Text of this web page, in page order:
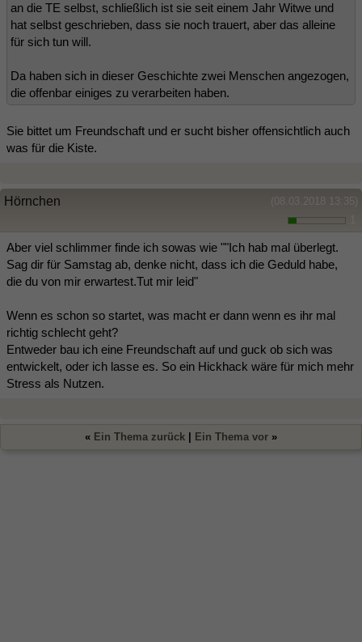
an die TE selbst, schließlich ist sie seit einem Jahr Witwe und
hat selbst geschrieben, dass sie noch trauert, aber das alleine
für sich tun will.
Da haben sich in dieser Geschichte zwei Menschen angezogen,
die offenbar einiges zu verarbeiten haben.
Sie bittet um Freundschaft und er sucht bisher offensichtlich auch
was für die Kiste.
(08.03.2018 13:35)
Hörnchen
Aber viel schlimmer finde ich sowas wie ""Ich hab mal überlegt.
Sag dir für Samstag ab, denke nicht, dass ich die Geduld habe,
die du von mir erwartest.Tut mir leid"
Wenn es schon so startet, was macht er dann wenn es ihr mal
richtig schlecht geht?
Entweder bau ich eine Freundschaft auf und guck ob sich was
entwickelt, oder ich lasse es. So ein Hickhack wäre für mich mehr
Stress als Nutzen.
« Ein Thema zurück Ein Thema vor »